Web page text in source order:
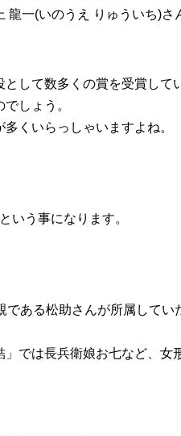
一(いのうえ りゅういち)さ
して数多くの賞を受賞して
しょう。
くいらっしゃいますよね。
いう事になります。
ある松助さんが所属してい
では長兵衛娘お七など、女